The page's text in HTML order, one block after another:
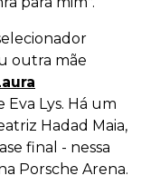
outra mãe
Eva Lys. Há um
Hadad Maia,
final - nessa
Porsche Arena.